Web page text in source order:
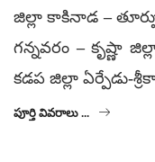
జిల్లా కాకినాడ –
గన్నవరం – కృష్ణా
కడప జిల్లా ఏర్పేడు-
పూర్తి వివరాలు ...